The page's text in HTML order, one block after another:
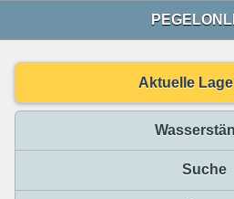
Aktuelle Lage
Suche